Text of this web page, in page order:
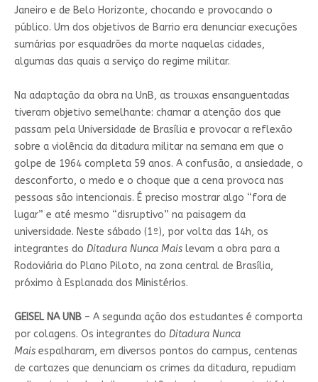
Janeiro e de Belo Horizonte, chocando e provocando o
público. Um dos objetivos de Barrio era denunciar execuções
sumárias por esquadrões da morte naquelas cidades,
algumas das quais a serviço do regime militar.
Na adaptação da obra na UnB, as trouxas ensanguentadas
tiveram objetivo semelhante: chamar a atenção dos que
passam pela Universidade de Brasília e provocar a reflexão
sobre a violência da ditadura militar na semana em que o
golpe de 1964 completa 59 anos. A confusão, a ansiedade, o
desconforto, o medo e o choque que a cena provoca nas
pessoas são intencionais. É preciso mostrar algo “fora de
lugar” e até mesmo “disruptivo” na paisagem da
universidade. Neste sábado (1º), por volta das 14h, os
integrantes do Ditadura Nunca Maislevam a obra para a
Rodoviária do Plano Piloto, na zona central de Brasília,
próximo à Esplanada dos Ministérios.
GEISEL NA UNB– A segunda ação dos estudantes é comporta
por colagens. Os integrantes do Ditadura Nunca
Maisespalharam, em diversos pontos do campus, centenas
de cartazes que denunciam os crimes da ditadura, repudiam